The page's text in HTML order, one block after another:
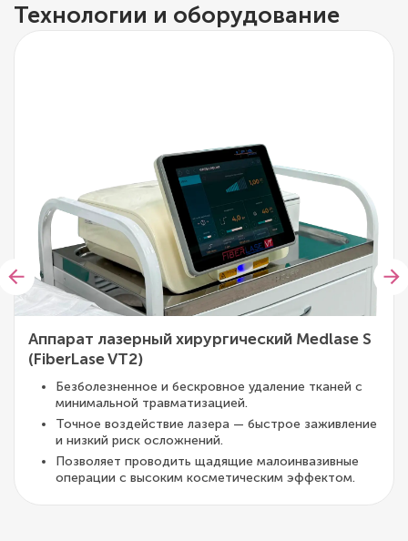
Технологии и оборудование
Аппарат лазерный хирургический Medlase S
(FiberLase VT2)
Безболезненное и бескровное удаление тканей с
минимальной травматизацией.
Точное воздействие лазера — быстрое заживление
и низкий риск осложнений.
Позволяет проводить щадящие малоинвазивные
операции с высоким косметическим эффектом.